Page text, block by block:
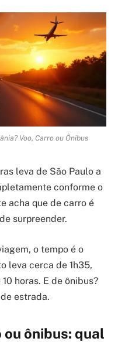
Voo, Carro ou Ônibus
leva de São Paulo a
conforme o
acha que de carro é
surpreender.
o tempo é o
leva cerca de 1h35,
horas. E de ônibus?
estrada.
ou ônibus: qual